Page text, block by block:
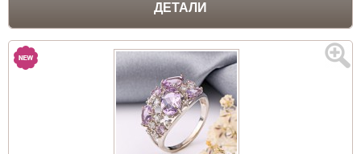
ДЕТАЛИ